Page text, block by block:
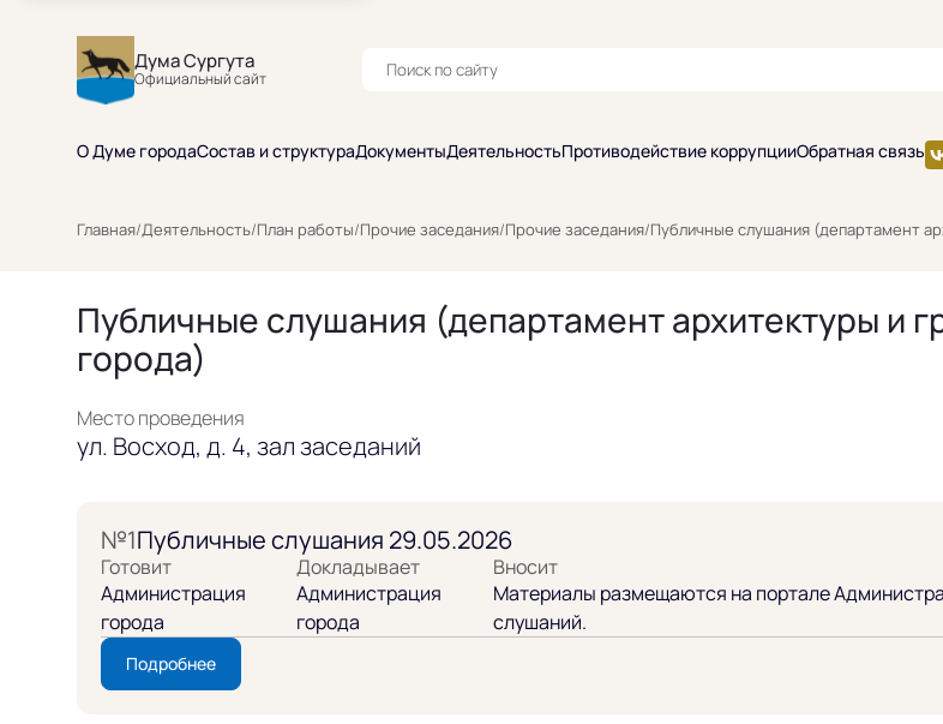
Дума Сургута
Официальный сайт
О Думе городаСостав и структураДокументыДеятельностьПротиводействие коррупцииОбратная связь
Главная/Деятельность/План работы/Прочие заседания/Прочие заседания/Публичные слушания (департамент
Публичные слушания (департамент архитектуры и
города)
Место проведения
ул. Восход, д. 4, зал заседаний
№1Публичные слушания 29.05.2026
Готовит
Администрация
города
Докладывает
Администрация
города
Вносит
Материалы размещаются на портале
слушаний.
Подробнее